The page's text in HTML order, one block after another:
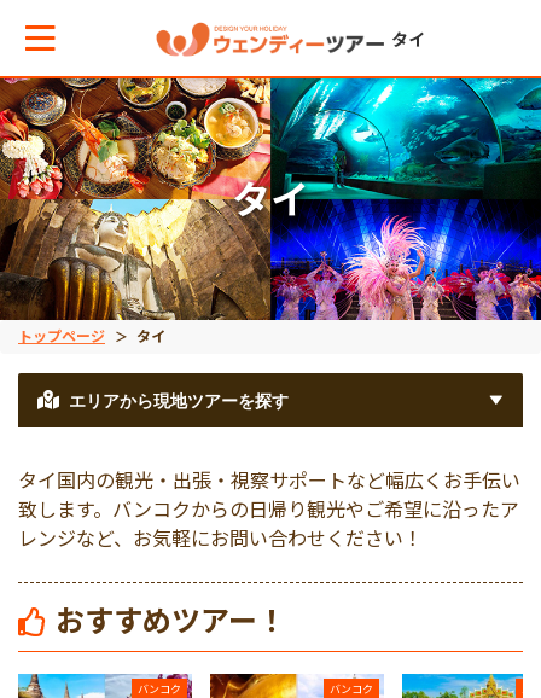
タイ
エリアから現地ツアーを探す
トップページ タイ
タイ
タイ国内の観光・出張・視察サポートなど幅広くお手伝い
致します。バンコクからの日帰り観光やご希望に沿ったア
レンジなど、お気軽にお問い合わせください！
おすすめツアー！
バンコク バンコク
メインメニューへ戻る
アからお役立ち情報を探す
ドネシア
ナム
ーシア
ガポール